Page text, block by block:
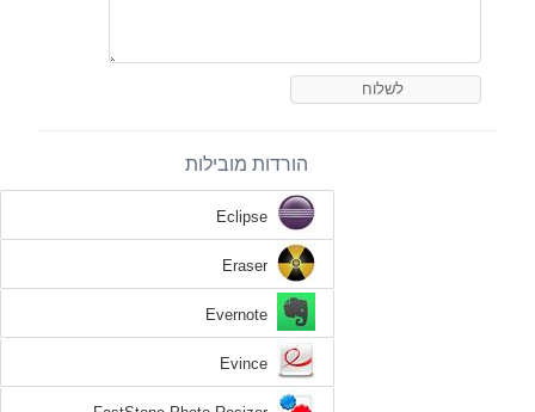
הורדות מובילות
Eclipse
Eraser
Evernote
Evince